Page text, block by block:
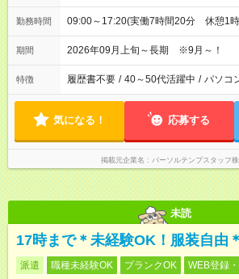
勤務時間 09:00～17:20(実働7時間20分 休憩1
期間 2026年09月上旬～長期 ※9月～！
特徴 履歴書不要 / 40～50代活躍中 / パソコ
気になる！ 応募する
掲載元企業名 パーソルテンプスタッフ
未読
17時まで＊未経験OK！服装自由
派遣 職種未経験OK ブランクOK WEB登録